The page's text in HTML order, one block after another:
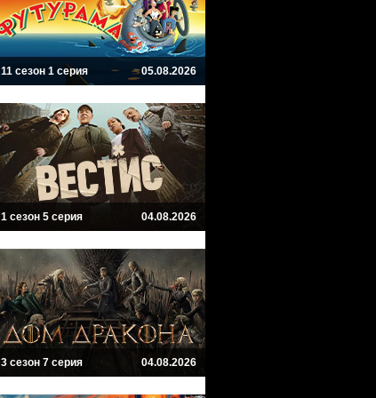
11 сезон 1 серия 05.08.2026
1 сезон 5 серия 04.08.2026
3 сезон 7 серия 04.08.2026